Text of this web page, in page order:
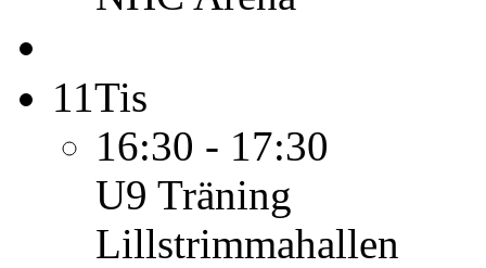
11Tis
16:30 - 17:30
U9 Träning
Lillstrimmahallen